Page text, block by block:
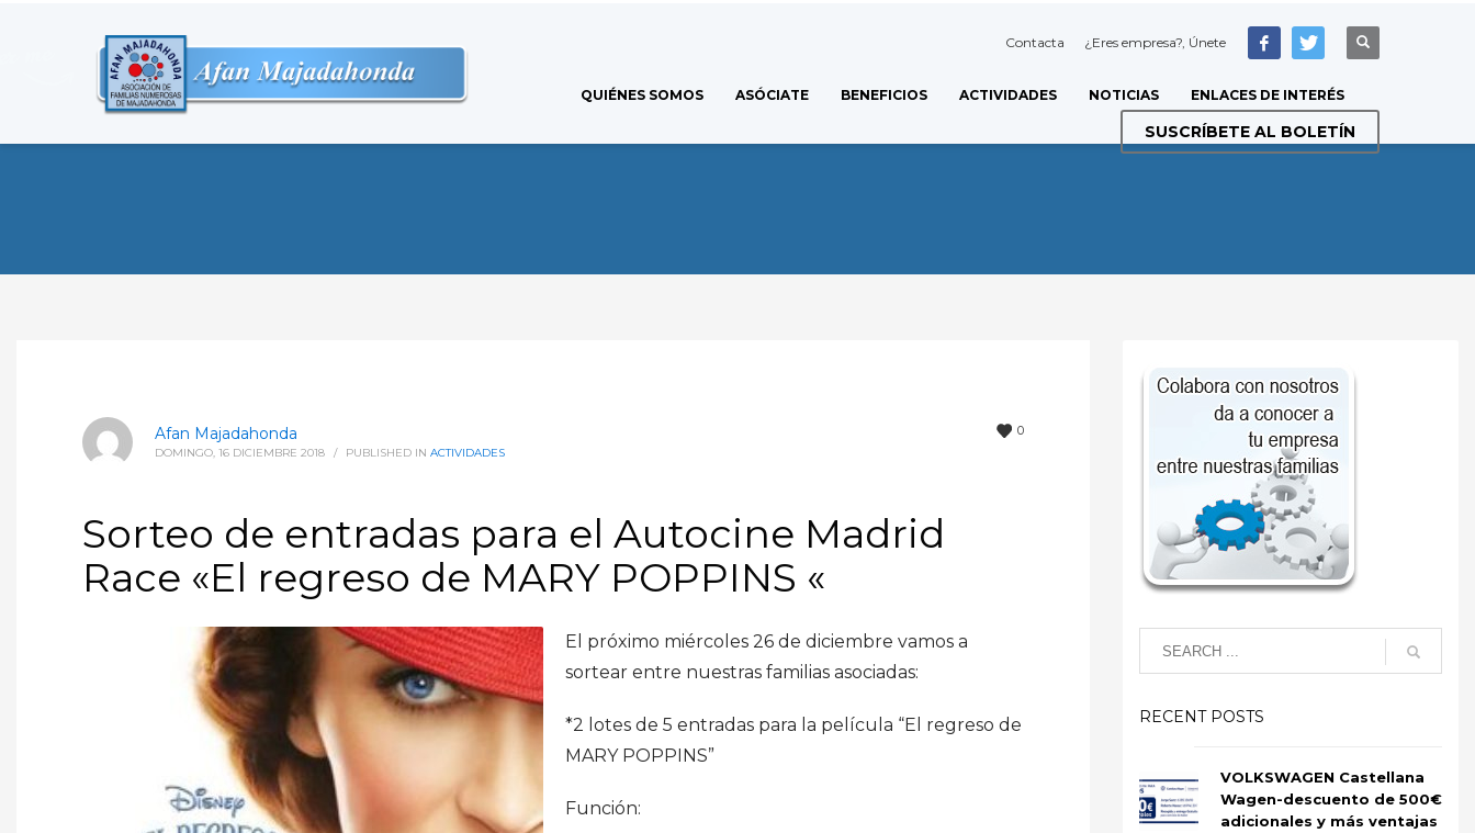
Contacta ¿Eres empresa?, Únete
QUIÉNES SOMOS ASÓCIATE BENEFICIOS ACTIVIDADES NOTICIAS ENLACES DE INTERÉS
SUSCRÍBETE AL BOLETÍN
0
Afan Majadahonda
DOMINGO, 16 DICIEMBRE 2018 / PUBLISHED IN ACTIVIDADES
Sorteo de entradas para el Autocine Madrid
Race «El regreso de MARY POPPINS «
El próximo miércoles 26 de diciembre vamos a
sortear entre nuestras familias asociadas:
*2 lotes de 5 entradas para la película “El regreso de
MARY POPPINS”
Función:
RECENT POSTS
VOLKSWAGEN Castellana
Wagen-descuento de 500€
adicionales y más ventajas